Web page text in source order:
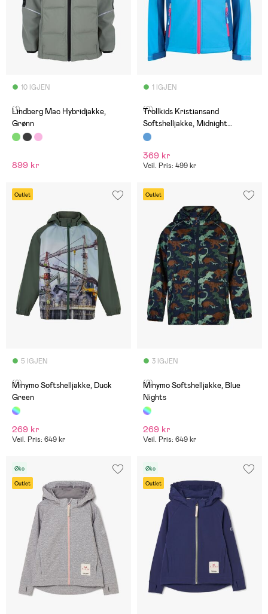
10 IGJEN
(1)
Lindberg Mac Hybridjakke,
Grønn
899 kr
1 IGJEN
(0)
Trollkids Kristiansand
Softshelljakke, Midnight
Blue/Cerulean
369 kr
Veil. Pris: 499 kr
Outlet
5 IGJEN
(0)
Minymo Softshelljakke, Duck
Green
269 kr
Veil. Pris: 649 kr
Outlet
3 IGJEN
(0)
Minymo Softshelljakke, Blue
Nights
269 kr
Veil. Pris: 649 kr
Øko
Outlet
Øko
Outlet